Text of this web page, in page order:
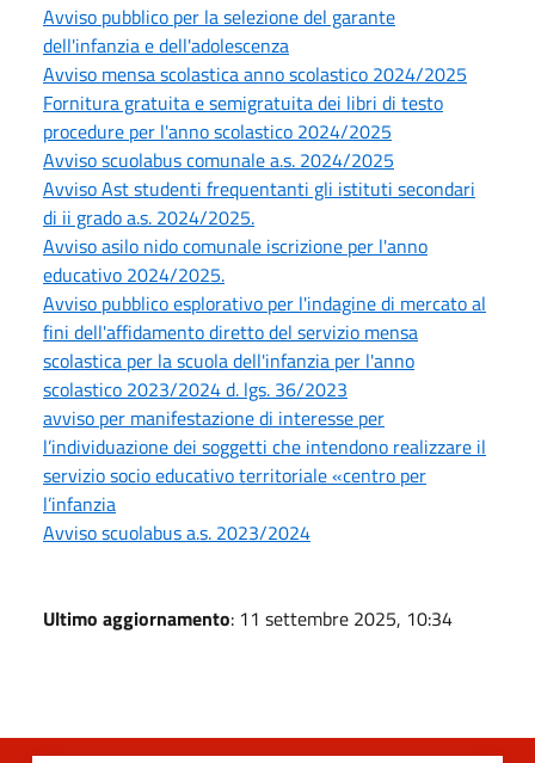
Avviso pubblico per la selezione del garante
dell'infanzia e dell'adolescenza
Avviso mensa scolastica anno scolastico 2024/2025
Fornitura gratuita e semigratuita dei libri di testo
procedure per l'anno scolastico 2024/2025
Avviso scuolabus comunale a.s. 2024/2025
Avviso Ast studenti frequentanti gli istituti secondari
di ii grado a.s. 2024/2025.
Avviso asilo nido comunale iscrizione per l'anno
educativo 2024/2025.
Avviso pubblico esplorativo per l'indagine di mercato al
fini dell'affidamento diretto del servizio mensa
scolastica per la scuola dell'infanzia per l'anno
scolastico 2023/2024 d. lgs. 36/2023
avviso per manifestazione di interesse per
l’individuazione dei soggetti che intendono realizzare il
servizio socio educativo territoriale «centro per
l’infanzia
Avviso scuolabus a.s. 2023/2024
Ultimo aggiornamento: 11 settembre 2025, 10:34